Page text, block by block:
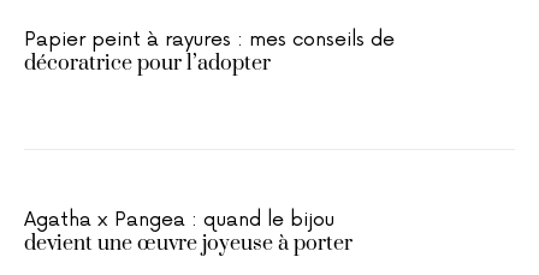
Papier peint à rayures : mes conseils de
décoratrice pour l’adopter
Agatha x Pangea : quand le bijou
devient une œuvre joyeuse à porter